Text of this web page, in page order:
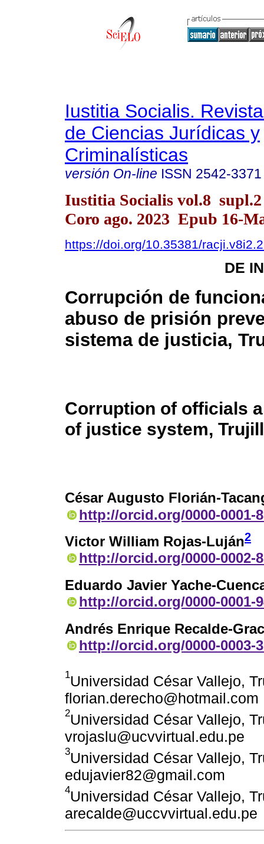
Iustitia Socialis.
de Ciencias Jurídicas y
Criminalísticas
versión On-line ISSN 2542-3371
Iustitia Socialis vol.8 supl.2
Coro ago. 2023 Epub 16-
https://doi.org/10.35381/
DE
Corrupción de
abuso de prisión
sistema de justicia,
Corruption of officials
of justice system,
César Augusto Florián-
http://orcid.org/0000-0001-
Victor William Rojas-Luján2
http://orcid.org/0000-0002-
Eduardo Javier Yache-
http://orcid.org/0000-0001-
Andrés Enrique Recalde-
http://orcid.org/0000-0003-
1Universidad César Vallejo,
florian.derecho@hotmail.com
2Universidad César Vallejo,
vrojaslu@ucvvirtual.edu.pe
3Universidad César Vallejo,
edujavier82@gmail.com
4Universidad César Vallejo,
arecalde@uccvvirtual.edu.pe